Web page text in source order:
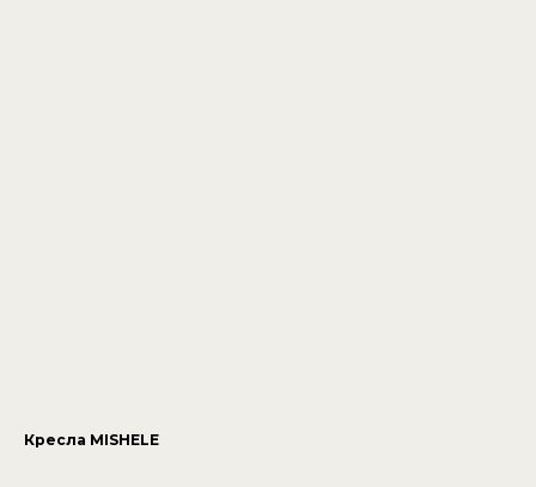
Кресла MISHELE